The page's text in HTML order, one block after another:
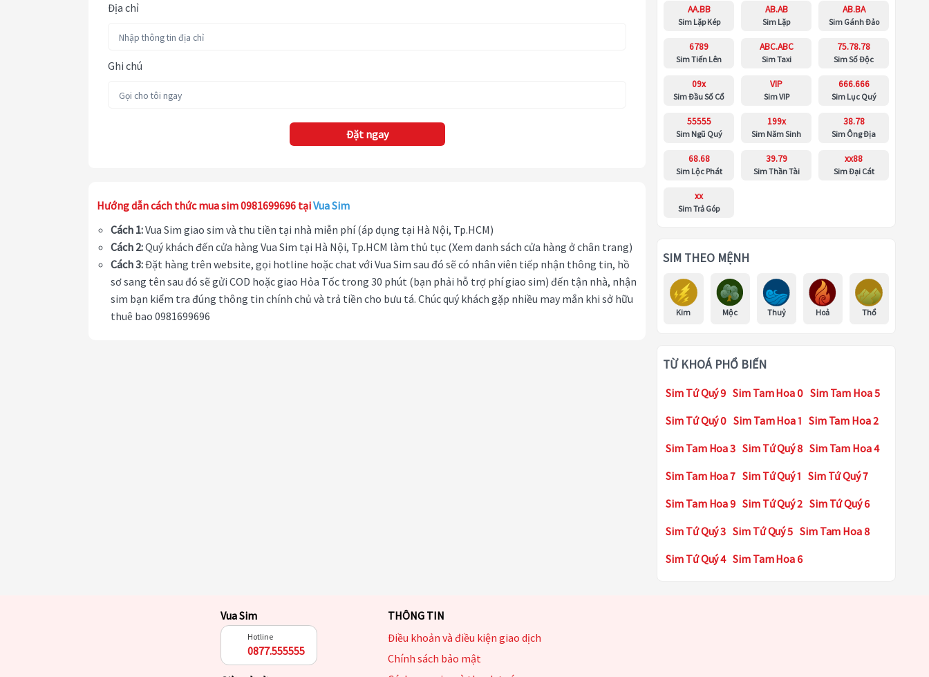
Địa chỉ
Ghi chú
Đặt ngay
Hướng dẫn cách thức mua sim 0981699696 tạiVua Sim
Cách 1:Vua Sim giao sim và thu tiền tại nhà miễn phí (áp dụng tại Hà Nội, Tp.HCM)
Cách 2:Quý khách đến cửa hàng Vua Sim tại Hà Nội, Tp.HCM làm thủ tục (Xem danh sách cửa hàng ở chân trang)
Cách 3:Đặt hàng trên website, gọi hotline hoặc chat với Vua Sim sau đó sẽ có nhân viên tiếp nhận thông tin, hồ
sơ sang tên sau đó sẽ gửi COD hoặc giao Hỏa Tốc trong 30 phút (bạn phải hỗ trợ phí giao sim) đến tận nhà, nhận
sim bạn kiểm tra đúng thông tin chính chủ và trả tiền cho bưu tá. Chúc quý khách gặp nhiều may mắn khi sở hữu
thuê bao 0981699696
AA.BB
Sim Lặp Kép
AB.AB
Sim Lặp
AB.BA
Sim Gánh Đảo
6789
Sim Tiến Lên
ABC.ABC
Sim Taxi
75.78.78
Sim Số Độc
09x
Sim Đầu Số Cổ
VIP
Sim VIP
666.666
Sim Lục Quý
55555
Sim Ngũ Quý
199x
Sim Năm Sinh
38.78
Sim Ông Địa
68.68
Sim Lộc Phát
39.79
Sim Thần Tài
xx88
Sim Đại Cát
xx
Sim Trả Góp
SIM THEO MỆNH
Kim Mộc Thuỷ Hoả Thổ
TỪ KHOÁ PHỔ BIẾN
Sim Tứ Quý 9 Sim Tam Hoa 0 Sim Tam Hoa 5
Sim Tứ Quý 0 Sim Tam Hoa 1 Sim Tam Hoa 2
Sim Tam Hoa 3 Sim Tứ Quý 8 Sim Tam Hoa 4
Sim Tam Hoa 7 Sim Tứ Quý 1 Sim Tứ Quý 7
Sim Tam Hoa 9 Sim Tứ Quý 2 Sim Tứ Quý 6
Sim Tứ Quý 3 Sim Tứ Quý 5 Sim Tam Hoa 8
Sim Tứ Quý 4 Sim Tam Hoa 6
Vua Sim
Hotline
0877.555555
THÔNG TIN
Điều khoản và điều kiện giao dịch
Chính sách bảo mật